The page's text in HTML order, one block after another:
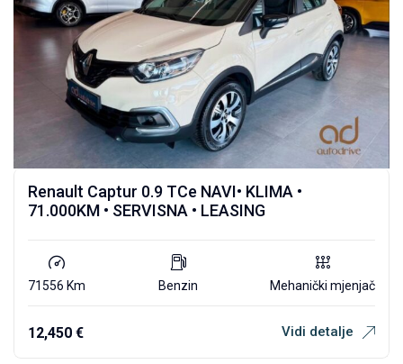
Renault Captur 0.9 TCe NAVI• KLIMA •
71.000KM • SERVISNA • LEASING
71556 Km Benzin Mehanički mjenjač
12,450 € Vidi detalje